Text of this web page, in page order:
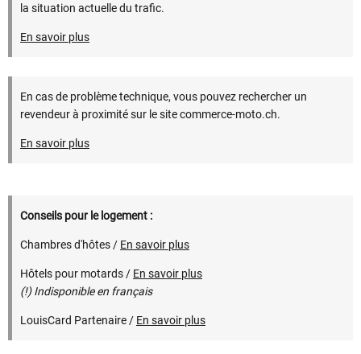
la situation actuelle du trafic.
En savoir plus
En cas de problème technique, vous pouvez rechercher un
revendeur à proximité sur le site commerce-moto.ch.
En savoir plus
Conseils pour le logement :
Chambres d'hôtes / En savoir plus
Hôtels pour motards / En savoir plus
(!) Indisponible en français
LouisCard Partenaire / En savoir plus